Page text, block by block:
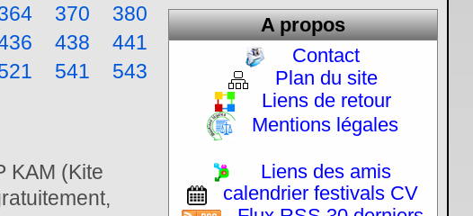
370
380
438
441
541
543
KAM (Kite
A propos
Contact
Plan du site
Liens de retour
Mentions légales
Liens des amis
calendrier festivals CV